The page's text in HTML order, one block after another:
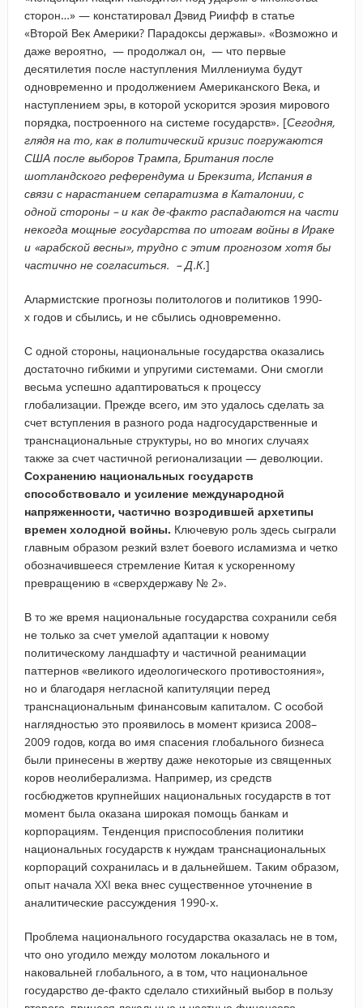
сторон…» — констатировал Дэвид Риифф в статье
«Второй Век Америки? Парадоксы державы». «Возможно и
даже вероятно, — продолжал он, — что первые
десятилетия после наступления Миллениума будут
одновременно и продолжением Американского Века, и
наступлением эры, в которой ускорится эрозия мирового
порядка, построенного на системе государств». [Сегодня,
глядя на то, как в политический кризис погружаются
США после выборов Трампа, Британия после
шотландского референдума и Брекзита, Испания в
связи с нарастанием сепаратизма в Каталонии, с
одной стороны – и как де-факто распадаются на части
некогда мощные государства по итогам войны в Ираке
и «арабской весны», трудно с этим прогнозом хотя бы
частично не согласиться. – Д.К.]
Алармистские прогнозы политологов и политиков 1990-
х годов и сбылись, и не сбылись одновременно.
С одной стороны, национальные государства оказались
достаточно гибкими и упругими системами. Они смогли
весьма успешно адаптироваться к процессу
глобализации. Прежде всего, им это удалось сделать за
счет вступления в разного рода надгосударственные и
транснациональные структуры, но во многих случаях
также за счет частичной регионализации — деволюции.
Сохранению национальных государств
способствовало и усиление международной
напряженности, частично возродившей архетипы
времен холодной войны. Ключевую роль здесь сыграли
главным образом резкий взлет боевого исламизма и четко
обозначившееся стремление Китая к ускоренному
превращению в «сверхдержаву № 2».
В то же время национальные государства сохранили себя
не только за счет умелой адаптации к новому
политическому ландшафту и частичной реанимации
паттернов «великого идеологического противостояния»,
но и благодаря негласной капитуляции перед
транснациональным финансовым капиталом. С особой
наглядностью это проявилось в момент кризиса 2008–
2009 годов, когда во имя спасения глобального бизнеса
были принесены в жертву даже некоторые из священных
коров неолиберализма. Например, из средств
госбюджетов крупнейших национальных государств в тот
момент была оказана широкая помощь банкам и
корпорациям. Тенденция приспособления политики
национальных государств к нуждам транснациональных
корпораций сохранилась и в дальнейшем. Таким образом,
опыт начала XXI века внес существенное уточнение в
аналитические рассуждения 1990-х.
Проблема национального государства оказалась не в том,
что оно угодило между молотом локального и
наковальней глобального, а в том, что национальное
государство де-факто сделало стихийный выбор в пользу